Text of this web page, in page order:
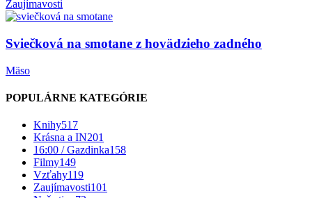
Zaujímavosti
Sviečková na smotane z hovädzieho zadného
Mäso
POPULÁRNE KATEGÓRIE
Knihy517
Krásna a IN201
16:00 / Gazdinka158
Filmy149
Vzťahy119
Zaujímavosti101